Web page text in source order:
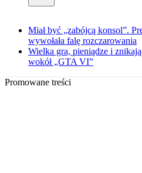
Miał być „zabójcą konsol”.
wywołała falę rozczarowania
Wielka gra, pieniądze i
wokół „GTA VI”
Promowane treści